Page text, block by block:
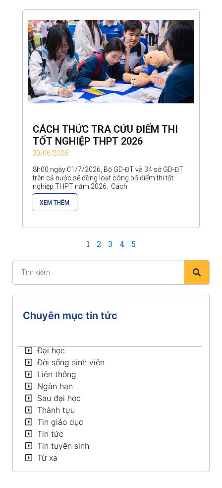
CÁCH THỨC TRA CỨU ĐIỂM THI
TỐT NGHIỆP THPT 2026
30/06/2026
8h00 ngày 01/7/2026, Bộ GD-ĐT và 34 sở GD-ĐT
trên cả nước sẽ đồng loạt công bố điểm thi tốt
nghiệp THPT năm 2026. Cách
XEM THÊM
1 2 3 4 5
Chuyên mục tin tức
Đại học
Đời sống sinh viên
Liên thông
Ngắn hạn
Sau đại học
Thành tựu
Tin giáo dục
Tin tức
Tin tuyển sinh
Từ xa